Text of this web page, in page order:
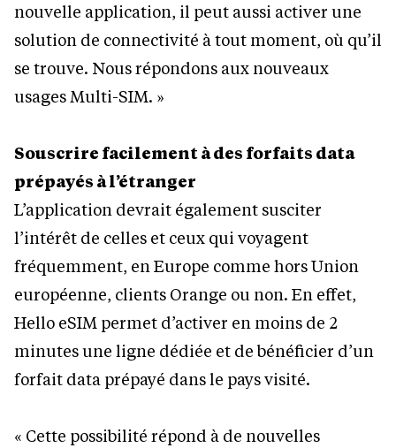
nouvelle application, il peut aussi activer une
solution de connectivité à tout moment, où qu’il
se trouve. Nous répondons aux nouveaux
usages Multi-SIM. »
Souscrire facilement à des forfaits data
prépayés à l’étranger
L’application devrait également susciter
l’intérêt de celles et ceux qui voyagent
fréquemment, en Europe comme hors Union
européenne, clients Orange ou non. En effet,
Hello eSIM permet d’activer en moins de 2
minutes une ligne dédiée et de bénéficier d’un
forfait data prépayé dans le pays visité.
« Cette possibilité répond à de nouvelles